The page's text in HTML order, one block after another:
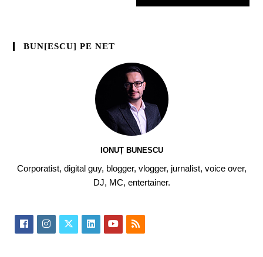
BUN[ESCU] PE NET
IONUȚ BUNESCU
Corporatist, digital guy, blogger, vlogger, jurnalist, voice over,
DJ, MC, entertainer.